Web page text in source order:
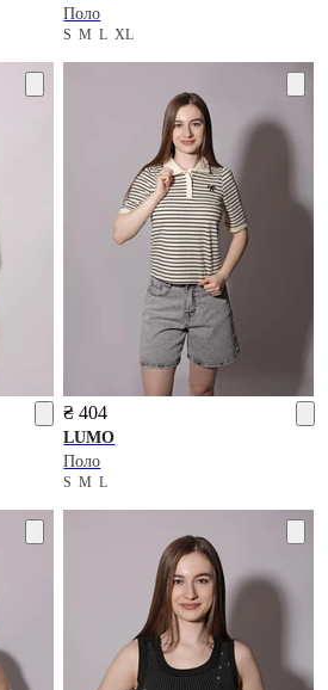
Поло
SMLXL
₴ 404
LUMO
Поло
SML